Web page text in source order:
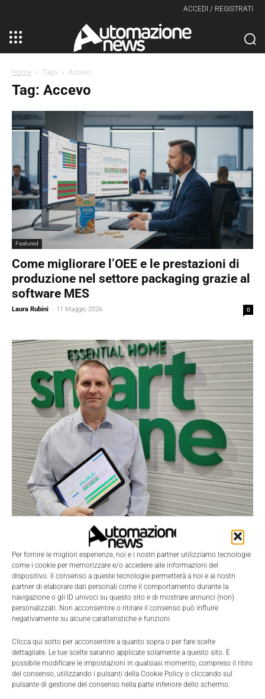
Per fornire le migliori esperienze, noi e i nostri partner utilizziamo tecnologie
come i cookie per memorizzare e/o accedere alle informazioni del
dispositivo. Il consenso a queste tecnologie permetterà a noi e ai nostri
partner di elaborare dati personali come il comportamento durante la
navigazione o gli ID univoci su questo sito e di mostrare annunci (non)
personalizzati. Non acconsentire o ritirare il consenso può influire
negativamente su alcune caratteristiche e funzioni.
Clicca qui sotto per acconsentire a quanto sopra o per fare scelte
dettagliate. Le tue scelte saranno applicate solamente a questo sito. È
possibile modificare le impostazioni in qualsiasi momento, compreso il ritiro
del consenso, utilizzando i pulsanti della Cookie Policy o cliccando sul
pulsante di gestione del consenso nella parte inferiore dello schermo.
ACCEDI / REGISTRATI
Home Tags Accevo
Tag: Accevo
Featured
Come migliorare l’OEE e le prestazioni di
produzione nel settore packaging grazie al
software MES
Laura Rubini - 11 Maggio 2026 0
Il software MES per la produzione del
futuro nel settore healthcare
Alice Alinari - 2 Marzo 2026